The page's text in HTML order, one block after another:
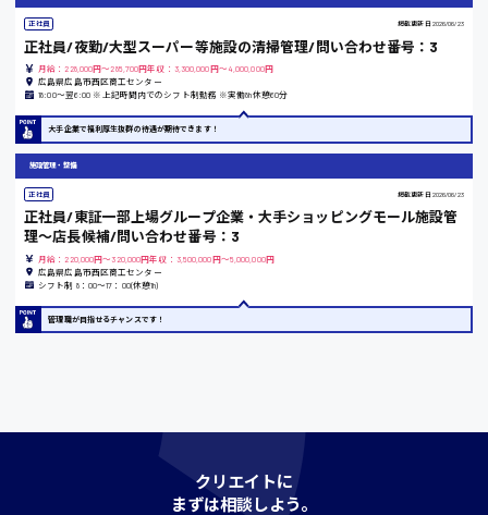
島根県
香川県
愛知県
時給1200円〜
正社員 掲載更新日 2026/06/23
正社員/夜勤/大型スーパー等施設の清掃管理/問い合わせ番号：3
月給：228,000円～285,700円年収：3,300,000円～4,000,000円
広島県広島市西区商工センター
18:00〜翌6:00 ※上記時間内でのシフト制勤務 ※実働8h休憩60分
大手企業で福利厚生抜群の待遇が期待できます！
施設管理・整備
正社員 掲載更新日 2026/06/23
正社員/東証一部上場グループ企業・大手ショッピングモール施設管
理〜店長候補/問い合わせ番号：3
月給：220,000円～320,000円年収：3,500,000円～5,000,000円
広島県広島市西区商工センター
シフト制 8：00〜17：00(休憩1h)
管理職が目指せるチャンスです！
クリエイトに
まずは相談しよう。